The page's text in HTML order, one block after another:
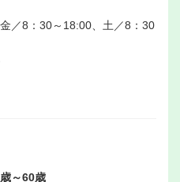
／8：30～18:00、土／8：30
～60歳